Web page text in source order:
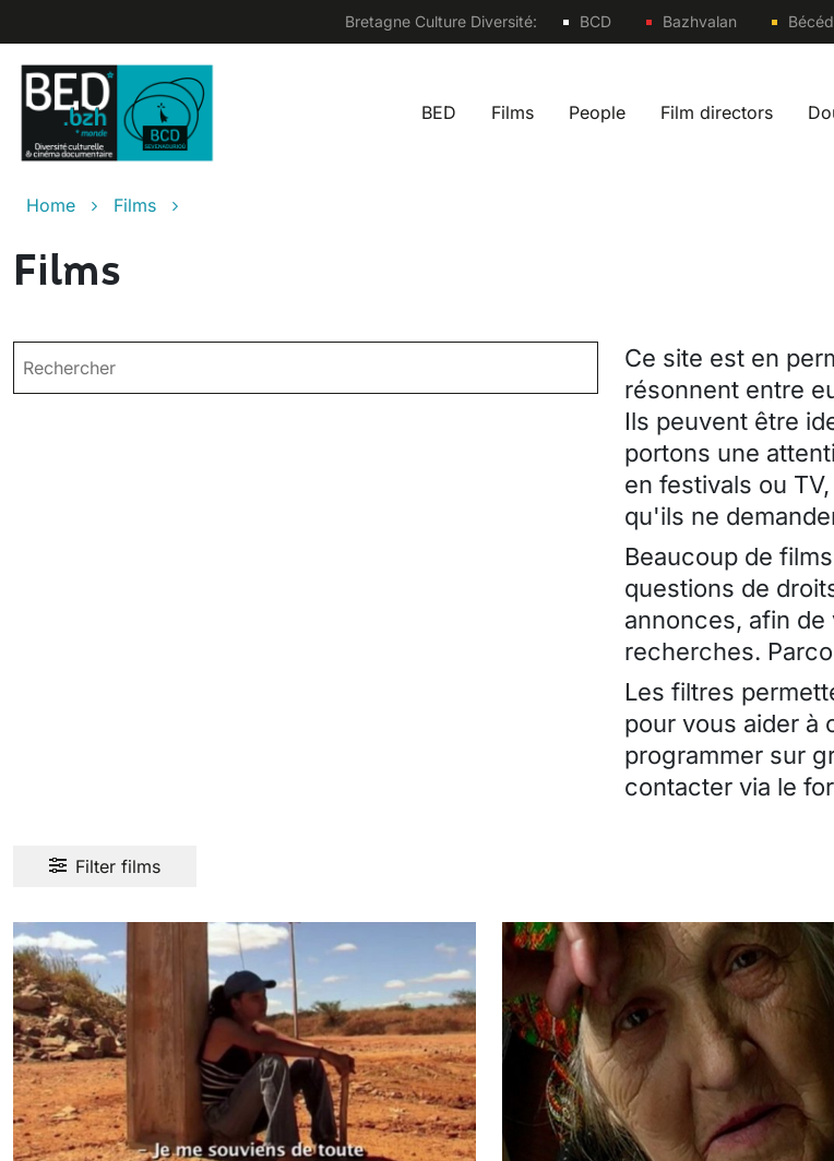
Bretagne Culture Diversité: Sites
BCD Bazhvalan
Main navigation fr
BED Films People Film directors
Breadcrumb
Home Films
Films
Ce site est en
résonnent entre
Ils peuvent être
portons une
en festivals ou
qu'ils ne
Beaucoup de
questions de
annonces, afin
recherches.
Les filtres
pour vous aider à
programmer sur
contacter via le
Filter films